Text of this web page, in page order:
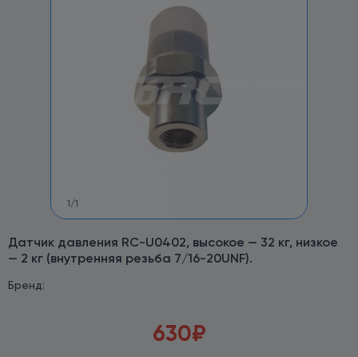
1 /1
Датчик давления RC-U0402, высокое — 32 кг, низкое
— 2 кг (внутренняя резьба 7/16-20UNF).
Бренд:
630₽